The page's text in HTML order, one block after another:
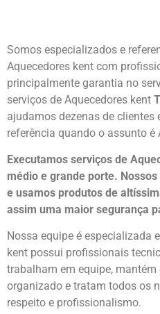
Somos especializados e
Aquecedores kent com
principalmente garantia no
serviços de Aquecedores kent
ajudamos dezenas de clientes
referência quando o assunto é
Executamos serviços de
médio e grande porte.
e usamos produtos de
assim uma maior segurança
Nossa equipe é especializada
kent possui profissionais
trabalham em equipe,
organizado e tratam todos os
respeito e profissionalismo.